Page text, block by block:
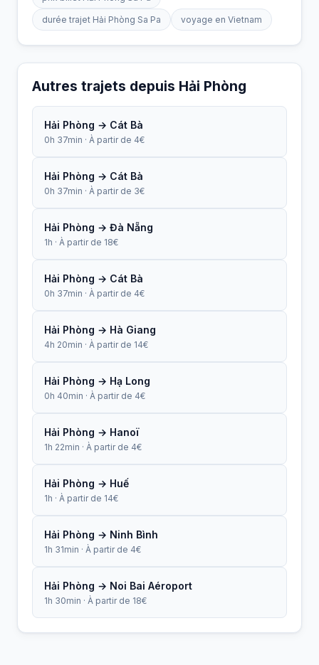
durée trajet Hải Phòng Sa Pa voyage en Vietnam
Autres trajets depuis Hải Phòng
Hải Phòng → Cát Bà
0h 37min · À partir de 4€
Hải Phòng → Cát Bà
0h 37min · À partir de 3€
Hải Phòng → Đà Nẵng
1h · À partir de 18€
Hải Phòng → Cát Bà
0h 37min · À partir de 4€
Hải Phòng → Hà Giang
4h 20min · À partir de 14€
Hải Phòng → Hạ Long
0h 40min · À partir de 4€
Hải Phòng → Hanoï
1h 22min · À partir de 4€
Hải Phòng → Huế
1h · À partir de 14€
Hải Phòng → Ninh Bình
1h 31min · À partir de 4€
Hải Phòng → Noi Bai Aéroport
1h 30min · À partir de 18€